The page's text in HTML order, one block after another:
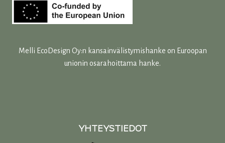
Melli EcoDesign Oy:n kansainvälistymishanke on Euroopan
unionin osarahoittama hanke.
YHTEYSTIEDOT